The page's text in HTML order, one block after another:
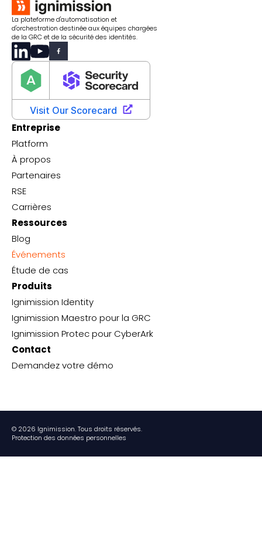
La plateforme d'automatisation et
d'orchestration destinée aux équipes chargées
de la GRC et de la sécurité des identités.
Entreprise
Platform
À propos
Partenaires
RSE
Carrières
Ressources
Blog
Événements
Étude de cas
Produits
Ignimission Identity
Ignimission Maestro pour la GRC
Ignimission Protec pour CyberArk
Contact
Demandez votre démo
© 2026 Ignimission. Tous droits réservés.
Protection des données personnelles